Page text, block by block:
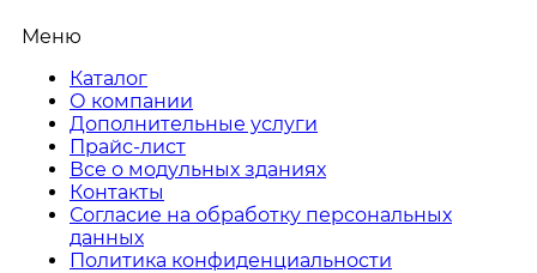
Меню
Каталог
О компании
Дополнительные услуги
Прайс-лист
Все о модульных зданиях
Контакты
Согласие на обработку персональных
данных
Политика конфиденциальности